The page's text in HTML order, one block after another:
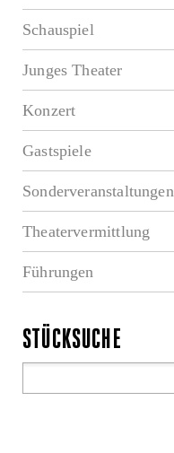
Schauspiel
Junges Theater
Konzert
Gastspiele
Sonderveranstaltungen
Theatervermittlung
Führungen
STÜCKSUCHE